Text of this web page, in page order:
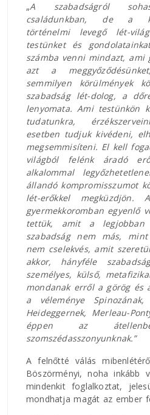
„A szabadságról
családunkban, de a
történelmi levegő lét-
testünket és
számba venni mindazt, ami
azt a
semmilyen körülmények
szabadság lét-dolog, a
lenyomata. Ami testünkön
tudatunkra,
esetben tudjuk kivédeni,
megsemmisíteni. El kell
világból felénk áradó
alkalommal
állandó kompromisszumot
lét-erőkkel
gyermekkoromban egyenlő
tettük, amit a legjobban
szabadság nem más,
nem cselekvés, amit
akkor, hányféle
személyes, külső,
mondanak erről a görög és
a véleménye
Heideggernek, Merleau-
éppen az
szomszédasszonyunknak.”
A felnőtté válás
Böszörményi, noha inkább
mindenkit foglalkoztat,
mondhatja magát az ember